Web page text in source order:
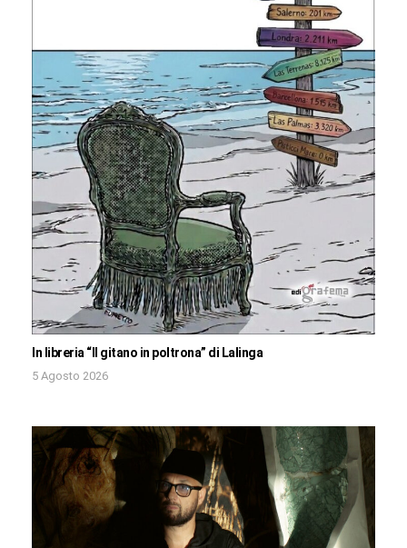
In libreria “Il gitano in poltrona” di Lalinga
5 Agosto 2026